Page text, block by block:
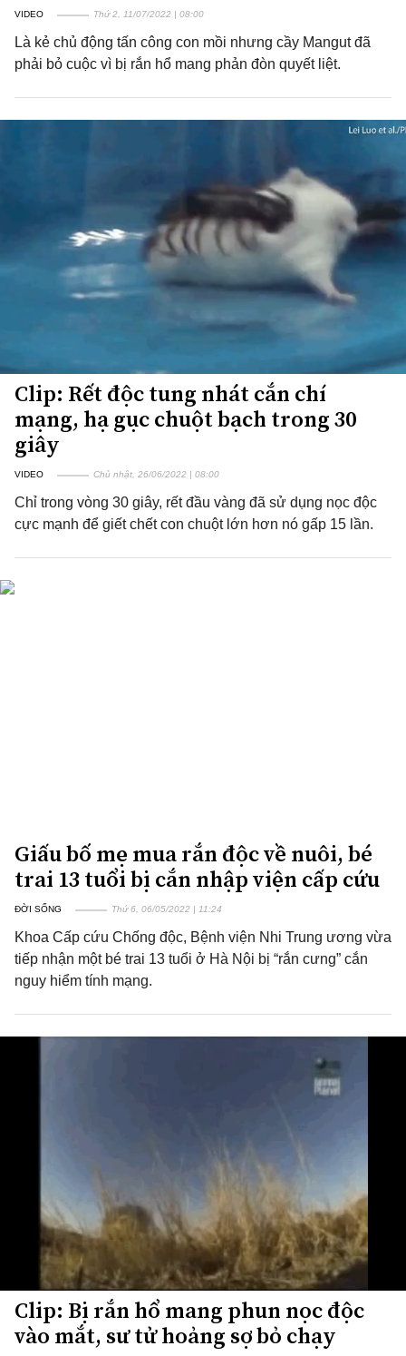
VIDEO Thứ 2, 11/07/2022 | 08:00
Là kẻ chủ động tấn công con mồi nhưng cầy Mangut đã
phải bỏ cuộc vì bị rắn hổ mang phản đòn quyết liệt.
Clip: Rết độc tung nhát cắn chí
mạng, hạ gục chuột bạch trong 30
giây
VIDEO Chủ nhật, 26/06/2022 | 08:00
Chỉ trong vòng 30 giây, rết đầu vàng đã sử dụng nọc độc
cực mạnh để giết chết con chuột lớn hơn nó gấp 15 lần.
Giấu bố mẹ mua rắn độc về nuôi, bé
trai 13 tuổi bị cắn nhập viện cấp cứu
ĐỜI SỐNG Thứ 6, 06/05/2022 | 11:24
Khoa Cấp cứu Chống độc, Bệnh viện Nhi Trung ương vừa
tiếp nhận một bé trai 13 tuổi ở Hà Nội bị “rắn cưng” cắn
nguy hiểm tính mạng.
Clip: Bị rắn hổ mang phun nọc độc
vào mắt, sư tử hoảng sợ bỏ chạy